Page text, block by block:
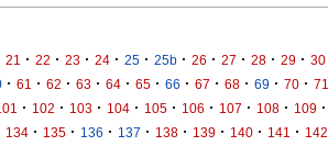
21 · 22 · 23 · 24 · 25 · 25b · 26 · 27 · 28 · 29 · 30
· 61 · 62 · 63 · 64 · 65 · 66 · 67 · 68 · 69 · 70 · 71
· 102 · 103 · 104 · 105 · 106 · 107 · 108 · 109 ·
134 · 135 · 136 · 137 · 138 · 139 · 140 · 141 · 142